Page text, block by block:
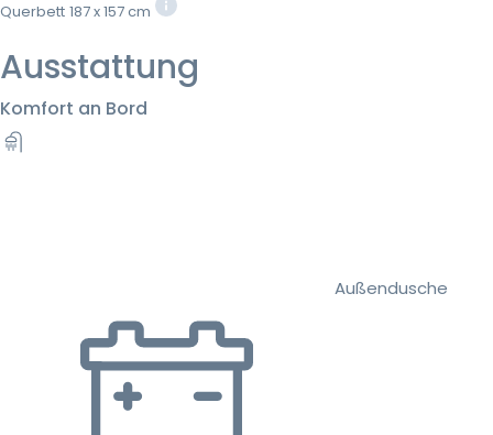
Querbett 187 x 157 cm
Ausstattung
Komfort an Bord
Außendusche